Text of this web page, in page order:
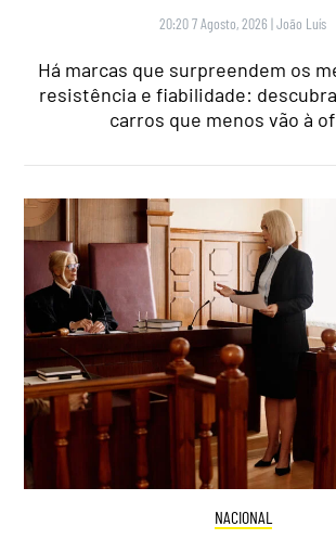
20:20 7 Agosto, 2026 |João Luís
Há marcas que surpreendem os
resistência e fiabilidade:
carros que menos vão à
NACIONAL